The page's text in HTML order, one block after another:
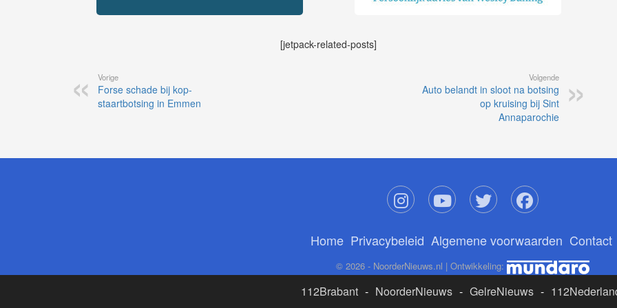
[jetpack-related-posts]
Vorige
Forse schade bij kop-
staartbotsing in Emmen
Volgende
Auto belandt in sloot na botsing
op kruising bij Sint
Annaparochie
Home Privacybeleid Algemene voorwaarden Contact
© 2026 - NoorderNieuws.nl | Ontwikkeling:
112Brabant - NoorderNieuws - GelreNieuws -